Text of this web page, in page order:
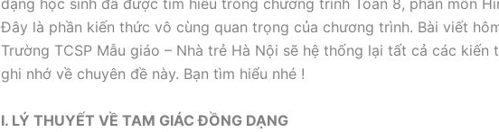
dạng học sinh đã được tìm hiểu trong chương trình Toán 8, phân môn
Đây là phần kiến thức vô cùng quan trọng của chương trình. Bài viết
Trường TCSP Mẫu giáo – Nhà trẻ Hà Nội sẽ hệ thống lại tất cả các kiến
ghi nhớ về chuyên đề này. Bạn tìm hiểu nhé !
I. LÝ THUYẾT VỀ TAM GIÁC ĐỒNG DẠNG